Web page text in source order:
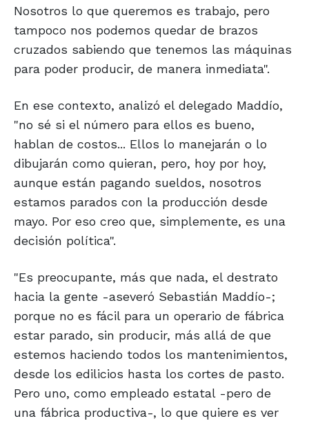
Nosotros lo que queremos es trabajo, pero
tampoco nos podemos quedar de brazos
cruzados sabiendo que tenemos las máquinas
para poder producir, de manera inmediata".
En ese contexto, analizó el delegado Maddío,
"no sé si el número para ellos es bueno,
hablan de costos... Ellos lo manejarán o lo
dibujarán como quieran, pero, hoy por hoy,
aunque están pagando sueldos, nosotros
estamos parados con la producción desde
mayo. Por eso creo que, simplemente, es una
decisión política".
"Es preocupante, más que nada, el destrato
hacia la gente -aseveró Sebastián Maddío-;
porque no es fácil para un operario de fábrica
estar parado, sin producir, más allá de que
estemos haciendo todos los mantenimientos,
desde los edilicios hasta los cortes de pasto.
Pero uno, como empleado estatal -pero de
una fábrica productiva-, lo que quiere es ver